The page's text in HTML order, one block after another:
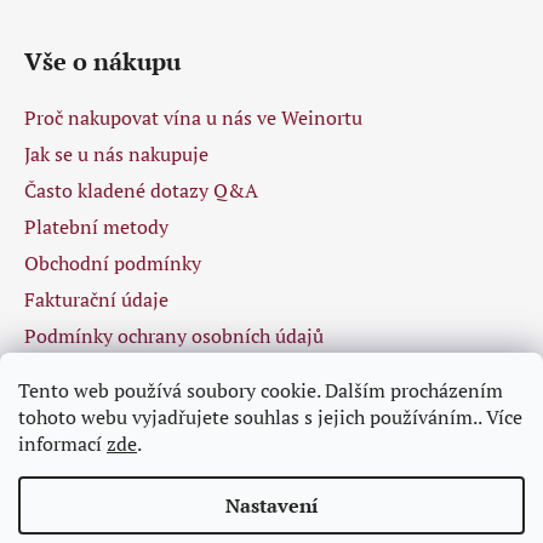
Tento web používá soubory cookie. Dalším procházením
tohoto webu vyjadřujete souhlas s jejich používáním.. Více
informacízde.
Nastavení
Vše o nákupu
Proč nakupovat vína u nás ve Weinortu
Jak se u nás nakupuje
Často kladené dotazy Q&A
Platební metody
Obchodní podmínky
Fakturační údaje
Podmínky ochrany osobních údajů
Facebook